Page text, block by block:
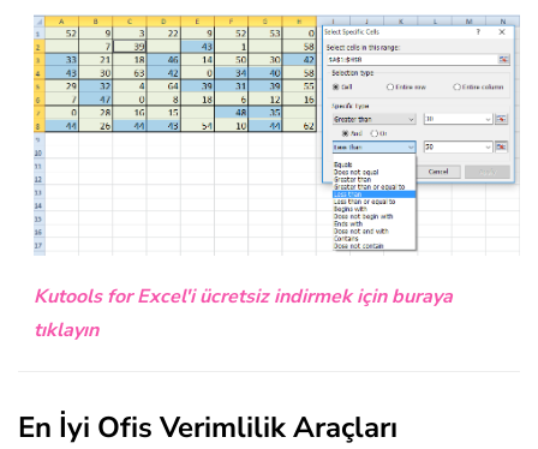
Kutools for Excel'i ücretsiz indirmek için buraya
tıklayın
En İyi Ofis Verimlilik Araçları